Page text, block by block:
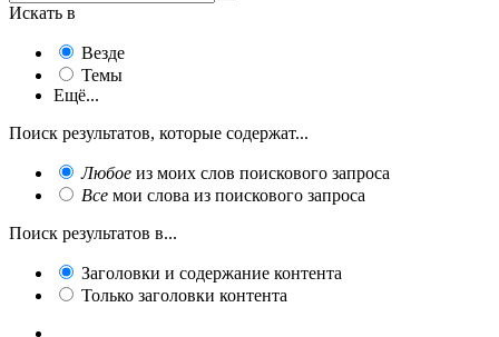
Искать в
Везде
Темы
Ещё...
Поиск результатов, которые содержат...
Любое из моих слов поискового запроса
Все мои слова из поискового запроса
Поиск результатов в...
Заголовки и содержание контента
Только заголовки контента